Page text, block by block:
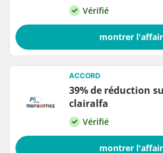
Vérifié
montrer
ACCORD
39% de réduction
clairalfa
Vérifié
montrer